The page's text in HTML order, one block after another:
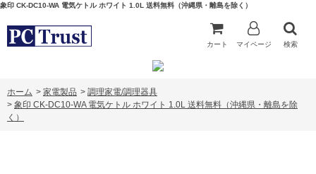
象印 CK-DC10-WA 電気ケトル ホワイト 1.0L 送料無料（沖縄県・離島を除く）
カート マイページ 検索
ホーム > 家電製品 > 調理家電/調理器具
> 象印 CK-DC10-WA 電気ケトル ホワイト 1.0L 送料無料（沖縄県・離島を除
く）